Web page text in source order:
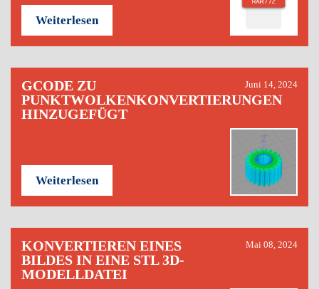
Weiterlesen
GCODE ZU
PUNKTWOLKENKONVERTIERUNGEN
HINZUGEFÜGT
Juni 14, 2024
Weiterlesen
KONVERTIEREN EINES
BILDES IN EINE STL 3D-
MODELLDATEI
Mai 08, 2024